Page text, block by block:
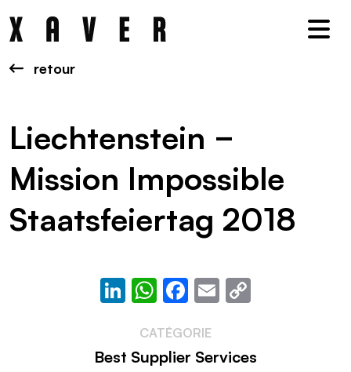
retour
Liechtenstein −
Mission Impossible
Staatsfeiertag 2018
LinkedIn
WhatsApp
Facebook
Email
CATÉGORIE
Best Supplier Services